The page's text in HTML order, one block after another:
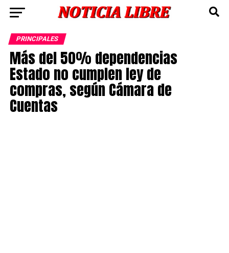
PRINCIPALES
Más del 50% dependencias
Estado no cumplen ley de
compras, según Cámara de
Cuentas